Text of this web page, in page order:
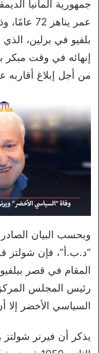
جمهورية ألمانيا
عمر
بلفيو في برلين،
إنهائه في وقت مبكر
من أجل إبلاغ أقاربه
وبحسب البيان الصادر
“د.ب.أ”، فإن
المقام في قصر
رئيس المجلس
السياسي الأخضر إلا